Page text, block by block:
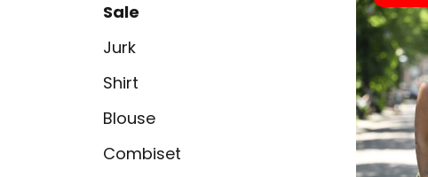
Sale
Jurk
Shirt
Blouse
Combiset